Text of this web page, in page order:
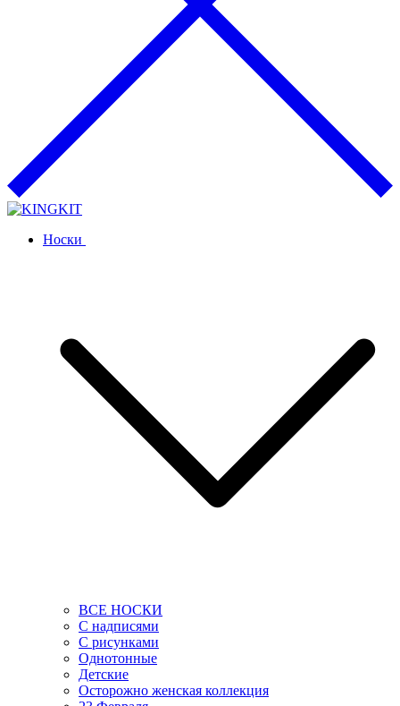
Носки
ВСЕ НОСКИ
С надписями
С рисунками
Однотонные
Детские
Осторожно женская коллекция